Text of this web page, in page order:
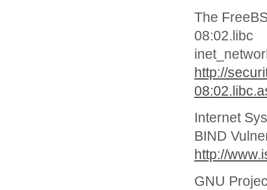
The
08:02.libc
http://
Internet
BIND
http://
GNU